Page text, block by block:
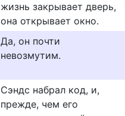
жизнь закрывает дверь,
она открывает окно.
Да, он почти
невозмутим.
Сэндс набрал код, и,
прежде, чем его